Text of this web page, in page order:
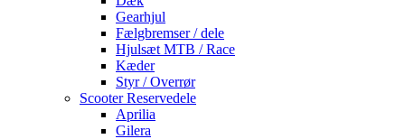
Gearhjul
Fælgbremser / dele
Hjulsæt MTB / Race
Kæder
Styr / Overrør
Scooter Reservedele
Aprilia
Gilera